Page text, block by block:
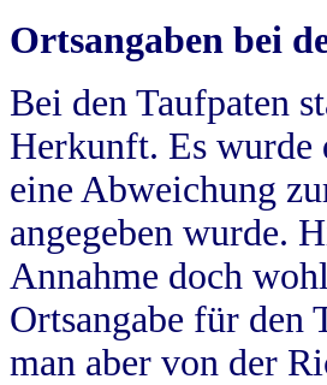
Ortsangaben bei
Bei den Taufpaten
Herkunft. Es wurde
eine Abweichung
angegeben wurde.
Annahme doch
Ortsangabe für den
man aber von der